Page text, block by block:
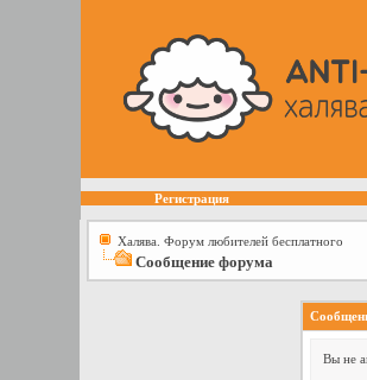
Регистрация
Халява. Форум любителей бесплатного
Сообщение форума
Вы не